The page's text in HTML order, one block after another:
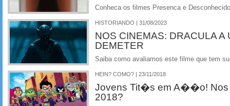
Conheca os filmes Presenca e
HISTORIANDO | 31/08/2023
NOS CINEMAS: DRACULA A
DEMETER
Saiba como avaliamos este filme que tem
HEIN? COMO? | 23/11/2018
Jovens Tit�s em A��o! Nos
2018?